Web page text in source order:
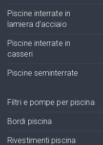
Piscine interrate in
lamiera d'acciaio
Piscine interrate in
casseri
Piscine seminterrate
Filtri e pompe per piscina
Bordi piscina
Rivestimenti piscina